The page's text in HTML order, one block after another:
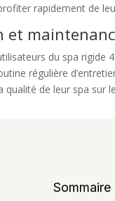
rapidement de
et
du spa rigide
régulière
qualité de leur spa sur